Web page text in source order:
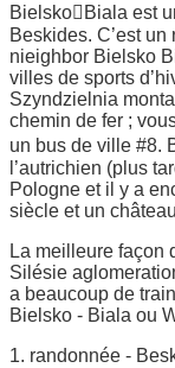
BielskoBiala est
Beskides. C’est
nieighbor Bielsko
villes de sports
Szyndzielnia
chemin de fer ;
un bus de ville #8.
l’autrichien (plus
Pologne et il y a
siècle et un
La meilleure façon
Silésie
a beaucoup de
Bielsko - Biala ou
1. randonnée -